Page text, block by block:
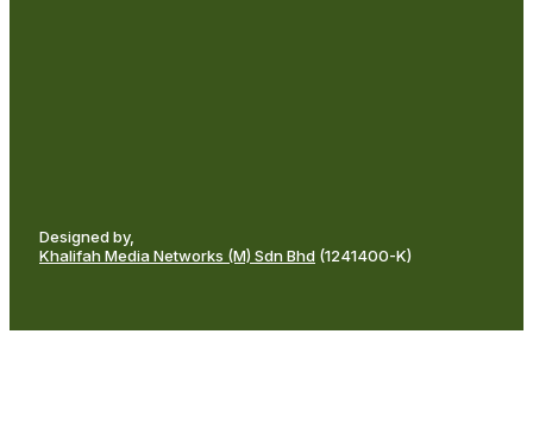
Designed by,
Khalifah Media Networks (M) Sdn Bhd (1241400-K)